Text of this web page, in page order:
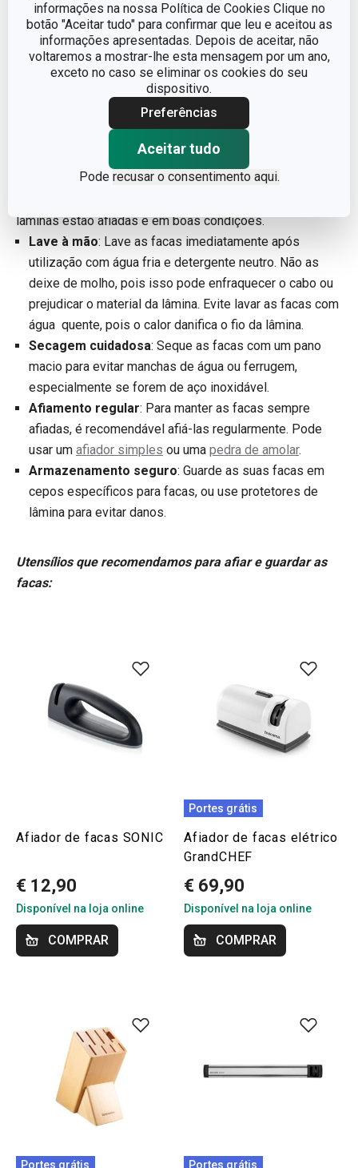
informações na nossa Política de Cookies Clique no
botão "Aceitar tudo" para confirmar que leu e aceitou as
informações apresentadas. Depois de aceitar, não
voltaremos a mostrar-lhe esta mensagem por um ano,
exceto no caso se eliminar os cookies do seu
dispositivo.
Preferências
Aceitar tudo
Pode recusar o consentimento aqui.
As facas Tescoma foram concebidas para oferecer cortes
lâminas estão afiadas e em boas condições.
Lave à mão: Lave as facas imediatamente após
utilização com água fria e detergente neutro. Não as
deixe de molho, pois isso pode enfraquecer o cabo ou
prejudicar o material da lâmina. Evite lavar as facas com
água quente, pois o calor danifica o fio da lâmina.
Secagem cuidadosa: Seque as facas com um pano
macio para evitar manchas de água ou ferrugem,
especialmente se forem de aço inoxidável.
Afiamento regular: Para manter as facas sempre
afiadas, é recomendável afiá-las regularmente. Pode
usar um afiador simples ou uma pedra de amolar.
Armazenamento seguro: Guarde as suas facas em
cepos específicos para facas, ou use protetores de
lâmina para evitar danos.
Utensílios que recomendamos para afiar e guardar as
facas:
Afiador de facas SONIC
€ 12,90
Disponível na loja online
COMPRAR
Portes grátis
Afiador de facas elétrico
GrandCHEF
€ 69,90
Disponível na loja online
COMPRAR
Portes grátis Portes grátis